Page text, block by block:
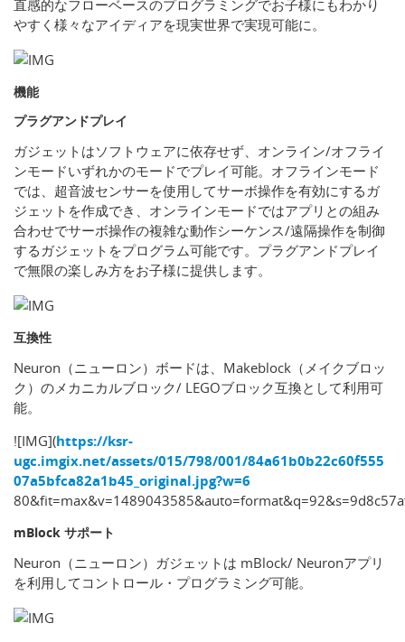
直感的なフローベースのプログラミングでお子様にもわかり
やすく様々なアイディアを現実世界で実現可能に。
機能
プラグアンドプレイ
ガジェットはソフトウェアに依存せず、オンライン/オフライ
ンモードいずれかのモードでプレイ可能。オフラインモード
では、超音波センサーを使用してサーボ操作を有効にするガ
ジェットを作成でき、オンラインモードではアプリとの組み
合わせでサーボ操作の複雑な動作シーケンス/遠隔操作を制御
するガジェットをプログラム可能です。プラグアンドプレイ
で無限の楽しみ方をお子様に提供します。
互換性
Neuron（ニューロン）ボードは、Makeblock（メイクブロッ
ク）のメカニカルブロック/ LEGOブロック互換として利用可
能。
![IMG](https://ksr-
ugc.imgix.net/assets/015/798/001/84a61b0b22c60f555
07a5bfca82a1b45_original.jpg?w=6
mBlock サポート
Neuron（ニューロン）ガジェットは mBlock/ Neuronアプリ
を利用してコントロール・プログラミング可能。